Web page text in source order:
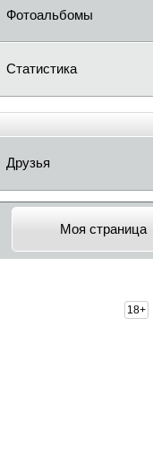
Фотоальбомы
Статистика
Друзья
Моя страница
18+